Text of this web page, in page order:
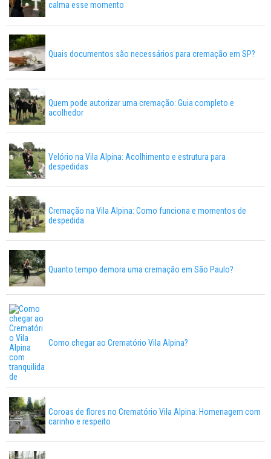
calma esse momento
Quais documentos são necessários para cremação em SP?
Quem pode autorizar uma cremação: Guia completo e
acolhedor
Velório na Vila Alpina: Acolhimento e estrutura para
despedidas
Cremação na Vila Alpina: Como funciona e momentos de
despedida
Quanto tempo demora uma cremação em São Paulo?
Como chegar ao Crematório Vila Alpina?
Coroas de flores no Crematório Vila Alpina: Homenagem com
carinho e respeito